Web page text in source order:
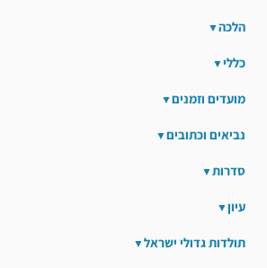
הלכה
כללי
מועדים וזמנים
נביאים וכתובים
סדרות
עיון
תולדות גדולי ישראל